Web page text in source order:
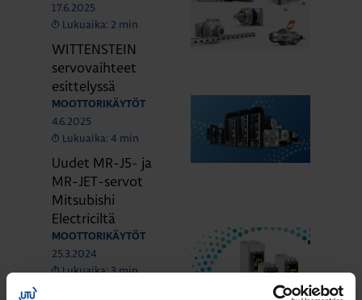
17.6.2025
Lukuaika: 2 min
WITTENSTEIN
servovaihteet
esittelyssä
MOOTTORIKÄYTÖT
4.6.2025
Lukuaika: 4 min
Uudet MR-J5- ja
MR-JET-servot
Mitsubishi
Electriciltä
MOOTTORIKÄYTÖT
25.3.2024
Lukuaika: 3 min